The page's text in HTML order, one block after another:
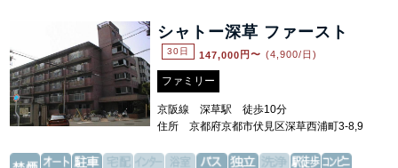
シャトー深草 ファースト
30日 147,000 円〜 (4,900/日)
ファミリー
京阪線 深草駅 徒歩10分
住所 京都府京都市伏見区深草西浦町3-8,9